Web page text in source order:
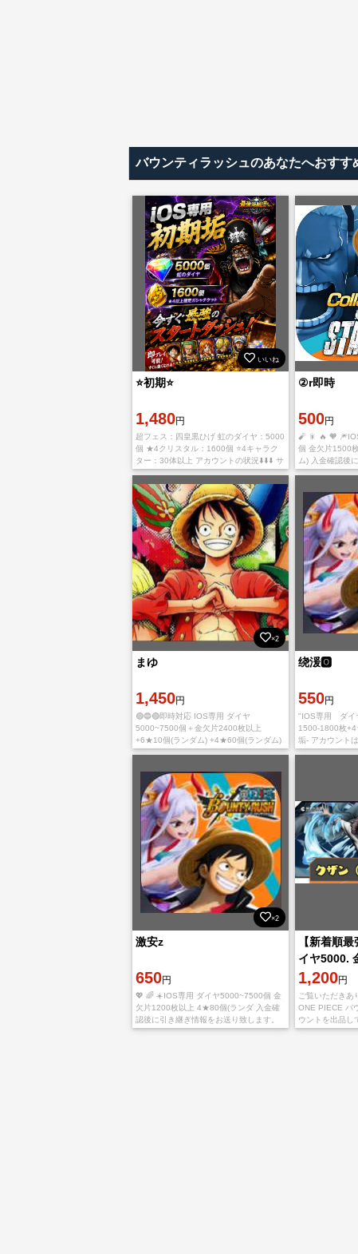
バウンティラッシュのあなたへおすす
いいね
⭐初期⭐
1,480円
超フェス：四皇黒ひげ 虹のダイヤ：5000
個 ★4クリスタル：1600個 ⭐4キャラク
ター：30体以上 アカウントの状況⬇️⬇️⬇️ サ
ーバー：日本 iOS専用アカウント プレイ
ヤーランク：1-3 キ
②r即時
500円
🧨 🎇 🔥 🧡
個 金欠片1500
ム) 入金確認後
します。 ご利
×2
まゆ
1,450円
🟢🔵🟣即時対応 IOS専用 ダイヤ
5000~7500個＋金欠片2400枚以上
+6★10個(ランダム) +4★60個(ランダム)
🐄 യ🥛•₊˚ 📓♡❕*◞ 🛒 ˊˎ - 入金確認後に引き
绕湲🅾️
550円
"IOS専用 ダイ
1500-1800枚
垢- アカウント
でのご利用の場
×2
激安z
650円
💖 🌈 ☀️IOS専用 ダイヤ5000~7500個 金
欠片1200枚以上 4★80個(ランダ 入金確
認後に引き継ぎ情報をお送り致します。
ご利用、心よりお待ちしております。 多
【新着順
イヤ5000.
IOS
1,200円
ご覧いただきあ
ONE PIECE バ
ウントを出品し
IOS初期垢 クザ